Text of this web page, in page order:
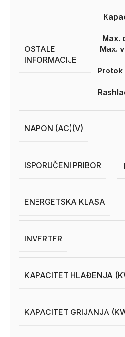
OSTALE
INFORMACIJE
Max.
Max.
NAPON (AC)(V)
ISPORUČENI PRIBOR
ENERGETSKA KLASA
INVERTER
KAPACITET HLAĐENJA
KAPACITET GRIJANJA